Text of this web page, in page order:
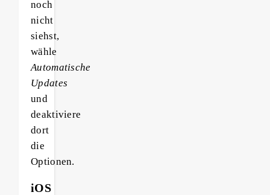
noch
nicht
siehst,
wähle
Automatische
Updates
und
deaktiviere
dort
die
Optionen.
iOS